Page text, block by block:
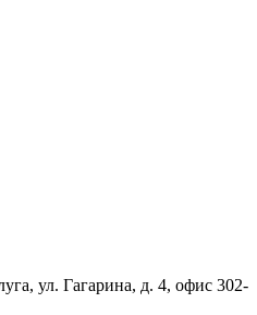
ул. Гагарина, д. 4, офис 302-